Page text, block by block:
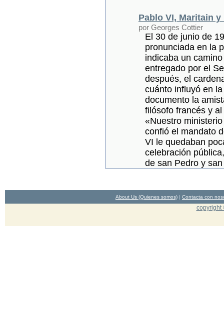
Pablo VI, Maritain
por Georges Cottier
El 30 de junio de
pronunciada en la
indicaba un
entregado por el
después, el
cuánto influyó en
documento la
filósofo francés y
«Nuestro
confió el mandato
VI le quedaban
celebración
de san Pedro y
About Us (Quienes somos) | Contacta con
copyright